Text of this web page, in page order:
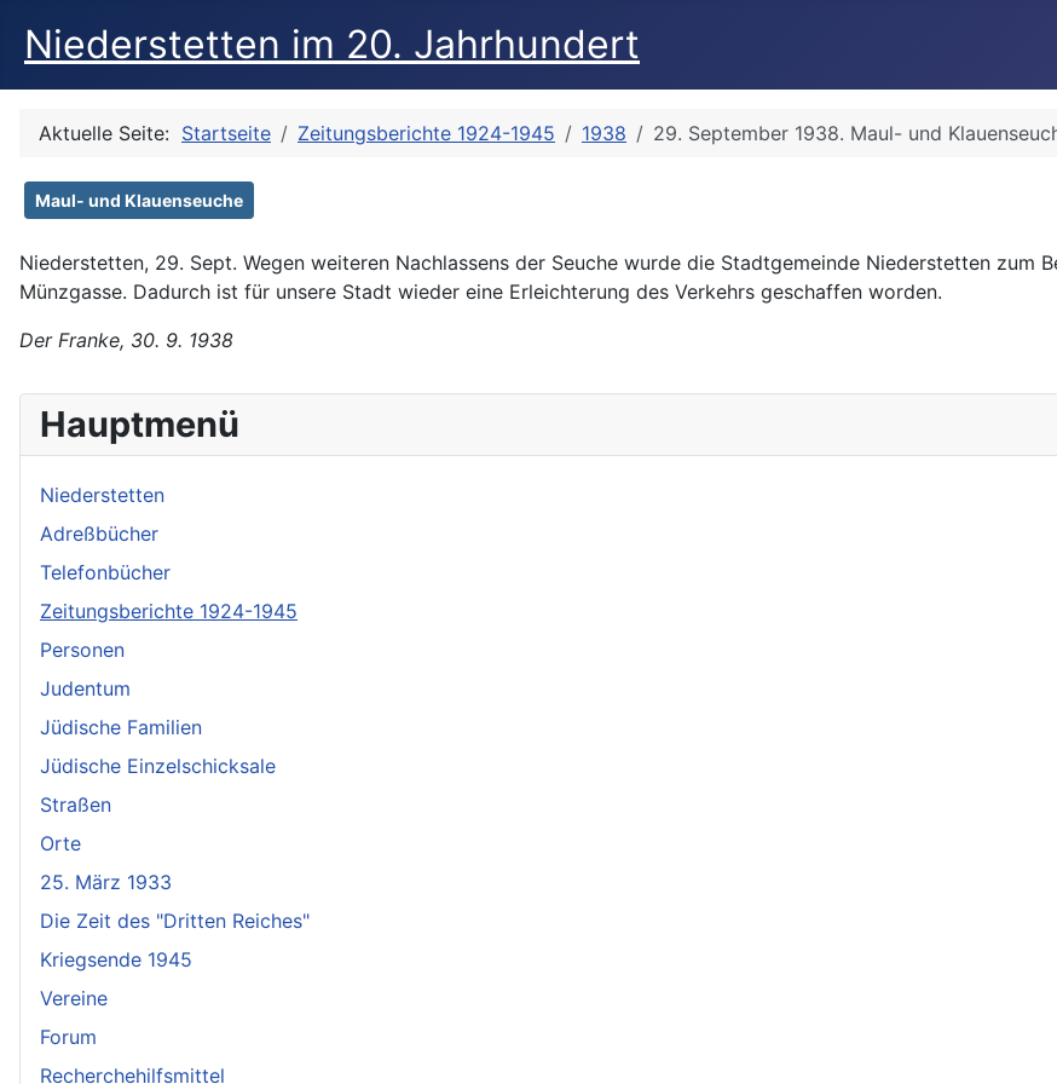
Niederstetten im 20. Jahrhundert
Aktuelle Seite: Startseite Zeitungsberichte 1924-1945 1938 29. September 1938. Maul- und
Maul- und Klauenseuche
Niederstetten, 29. Sept. Wegen weiteren Nachlassens der Seuche wurde die Stadtgemeinde Niederstetten
Münzgasse. Dadurch ist für unsere Stadt wieder eine Erleichterung des Verkehrs geschaffen worden.
Der Franke, 30. 9. 1938
Hauptmenü
Niederstetten
Adreßbücher
Telefonbücher
Zeitungsberichte 1924-1945
Personen
Judentum
Jüdische Familien
Jüdische Einzelschicksale
Straßen
Orte
25. März 1933
Die Zeit des "Dritten Reiches"
Kriegsende 1945
Vereine
Forum
Recherchehilfsmittel